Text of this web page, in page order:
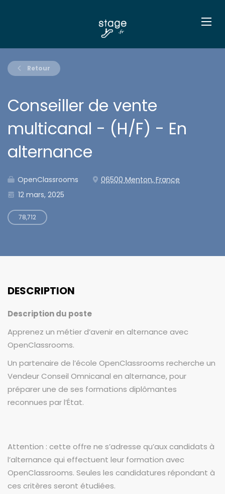
Retour
Conseiller de vente
multicanal - (H/F) - En
alternance
OpenClassrooms
06500 Menton, France
12 mars, 2025
78,712
DESCRIPTION
Description du poste
Apprenez un métier d’avenir en alternance avec
OpenClassrooms.
Un partenaire de l’école OpenClassrooms recherche un
Vendeur Conseil Omnicanal en alternance, pour
préparer une de ses formations diplômantes
reconnues par l’État.
Attention : cette offre ne s’adresse qu’aux candidats à
l’alternance qui effectuent leur formation avec
OpenClassrooms. Seules les candidatures répondant à
ces critères seront étudiées.